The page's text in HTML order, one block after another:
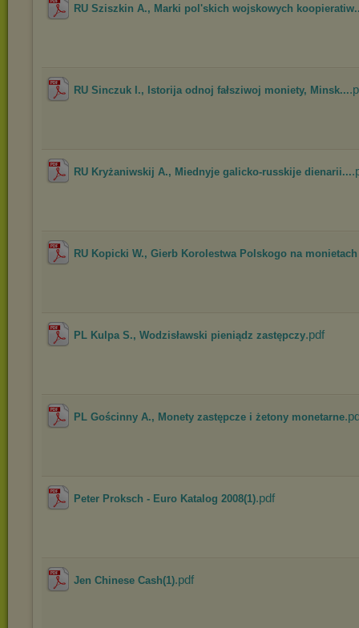
RU Sziszkin A., Marki pol'skich wojskowych
RU Sinczuk I., Istorija odnoj fałsziwoj moniety, Minsk...
RU Kryżaniwskij A., Miednyje galicko-russkije dienarii...
RU Kopicki W., Gierb Korolestwa Polskogo na
PL Kulpa S., Wodzisławski pieniądz zastępczy.pdf
PL Gościnny A., Monety zastępcze i żetony monetarne
Peter Proksch - Euro Katalog 2008(1).pdf
Jen Chinese Cash(1).pdf